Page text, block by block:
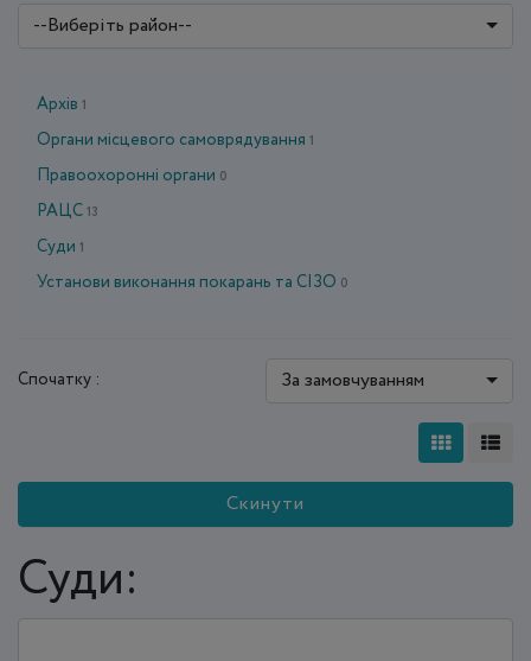
--Виберіть район--
Архів 1
Органи місцевого самоврядування 1
Правоохоронні органи 0
РАЦС13
Суди 1
Установи виконання покарань та СІЗО 0
Спочатку : За замовчуванням
Скинути
Суди: